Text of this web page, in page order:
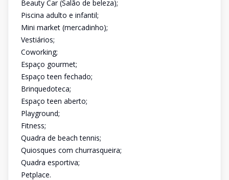
Beauty Car (Salão de beleza);
Piscina adulto e infantil;
Mini market (mercadinho);
Vestiários;
Coworking;
Espaço gourmet;
Espaço teen fechado;
Brinquedoteca;
Espaço teen aberto;
Playground;
Fitness;
Quadra de beach tennis;
Quiosques com churrasqueira;
Quadra esportiva;
Petplace.